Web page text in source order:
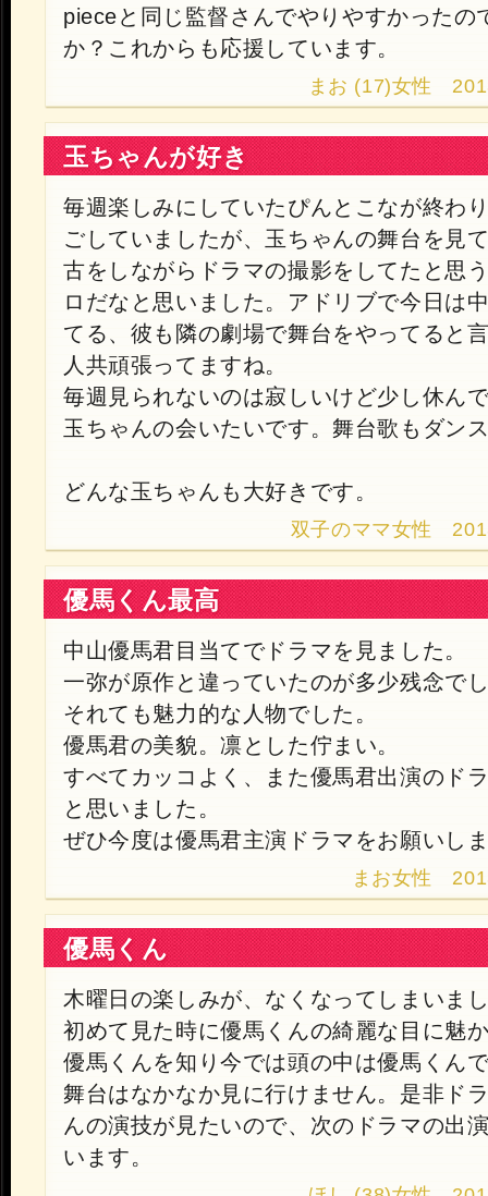
pieceと同じ監督さんでやりやすかったの
か？これからも応援しています。
まお (17)女性
玉ちゃんが好き
毎週楽しみにしていたぴんとこなが終わ
ごしていましたが、玉ちゃんの舞台を見
古をしながらドラマの撮影をしてたと思
ロだなと思いました。アドリブで今日は
てる、彼も隣の劇場で舞台をやってると
人共頑張ってますね。
毎週見られないのは寂しいけど少し休ん
玉ちゃんの会いたいです。舞台歌もダン
どんな玉ちゃんも大好きです。
双子のママ女性
優馬くん最高
中山優馬君目当てでドラマを見ました。
一弥が原作と違っていたのが多少残念で
それても魅力的な人物でした。
優馬君の美貌。凛とした佇まい。
すべてカッコよく、また優馬君出演のド
と思いました。
ぜひ今度は優馬君主演ドラマをお願いし
まお女性
優馬くん
木曜日の楽しみが、なくなってしまいま
初めて見た時に優馬くんの綺麗な目に魅
優馬くんを知り今では頭の中は優馬くん
舞台はなかなか見に行けません。是非ド
んの演技が見たいので、次のドラマの出
います。